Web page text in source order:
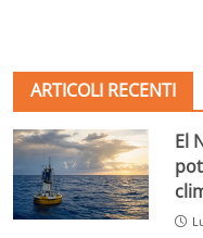
ARTICOLI RECENTI
El